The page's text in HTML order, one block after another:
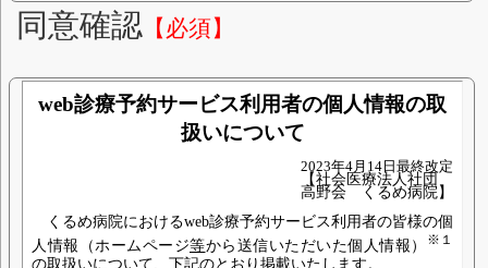
携帯電話 固定電話
住所